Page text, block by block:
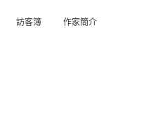
訪客簿 作家簡介